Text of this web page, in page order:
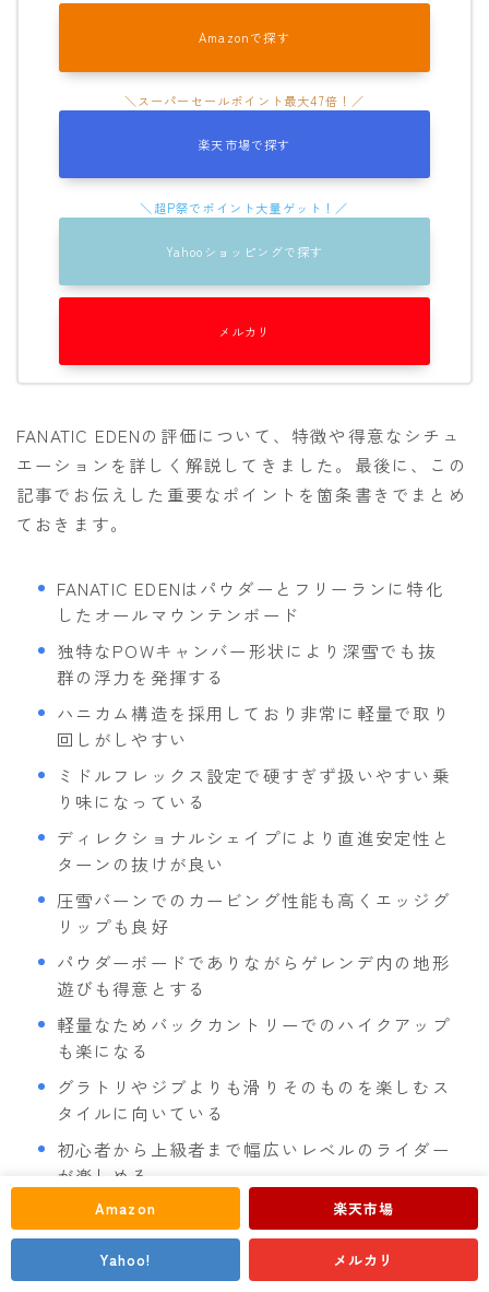
Follow Me
Amazon 楽天市場
Yahoo! メルカリ
Amazonで探す
楽天市場で探す
Yahooショッピングで探す
メルカリ
FANATIC EDENの評価について、特徴や得意なシチュ
エーションを詳しく解説してきました。最後に、この
記事でお伝えした重要なポイントを箇条書きでまとめ
ておきます。
FANATIC EDENはパウダーとフリーランに特化
したオールマウンテンボード
独特なPOWキャンバー形状により深雪でも抜
群の浮力を発揮する
ハニカム構造を採用しており非常に軽量で取り
回しがしやすい
ミドルフレックス設定で硬すぎず扱いやすい乗
り味になっている
ディレクショナルシェイプにより直進安定性と
ターンの抜けが良い
圧雪バーンでのカービング性能も高くエッジグ
リップも良好
パウダーボードでありながらゲレンデ内の地形
遊びも得意とする
軽量なためバックカントリーでのハイクアップ
も楽になる
グラトリやジブよりも滑りそのものを楽しむス
タイルに向いている
初心者から上級者まで幅広いレベルのライダー
が楽しめる
高速域での安定感もありリラックスしたクルー
ジングにも最適
型落ちモデルは性能差が少なくコスパ重視の方